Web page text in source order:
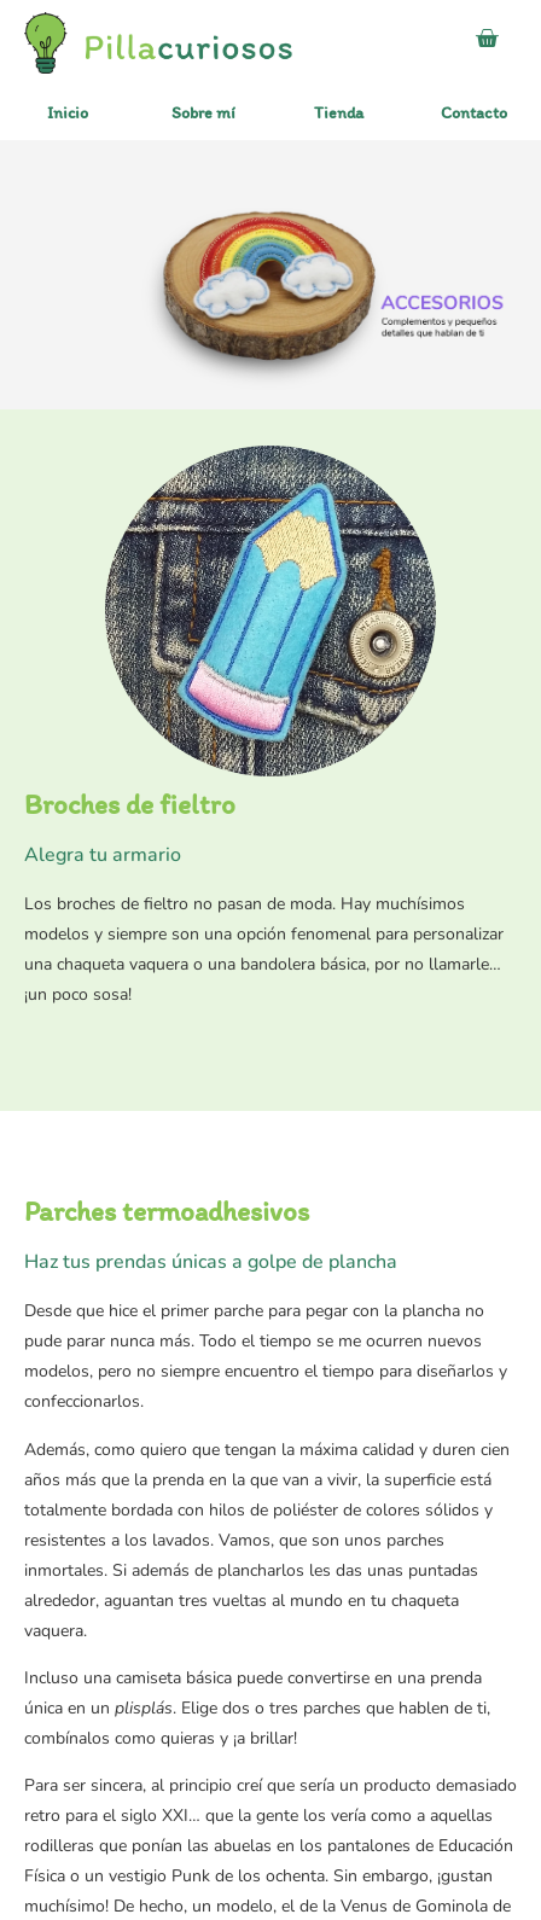
Inicio Sobre mí Tienda Contacto
Broches de fieltro
Alegra tu armario
Los broches de fieltro no pasan de moda. Hay muchísimos
modelos y siempre son una opción fenomenal para personalizar
una chaqueta vaquera o una bandolera básica, por no llamarle…
¡un poco sosa!
Parches termoadhesivos
Haz tus prendas únicas a golpe de plancha
Desde que hice el primer parche para pegar con la plancha no
pude parar nunca más. Todo el tiempo se me ocurren nuevos
modelos, pero no siempre encuentro el tiempo para diseñarlos y
confeccionarlos.
Además, como quiero que tengan la máxima calidad y duren cien
años más que la prenda en la que van a vivir, la superficie está
totalmente bordada con hilos de poliéster de colores sólidos y
resistentes a los lavados. Vamos, que son unos parches
inmortales. Si además de plancharlos les das unas puntadas
alrededor, aguantan tres vueltas al mundo en tu chaqueta
vaquera.
Incluso una camiseta básica puede convertirse en una prenda
única en un plisplás. Elige dos o tres parches que hablen de ti,
combínalos como quieras y ¡a brillar!
Para ser sincera, al principio creí que sería un producto demasiado
retro para el siglo XXI… que la gente los vería como a aquellas
rodilleras que ponían las abuelas en los pantalones de Educación
Física o un vestigio Punk de los ochenta. Sin embargo, ¡gustan
muchísimo! De hecho, un modelo, el de la Venus de Gominola de